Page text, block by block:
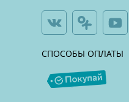
СПОСОБЫ ОПЛАТЫ